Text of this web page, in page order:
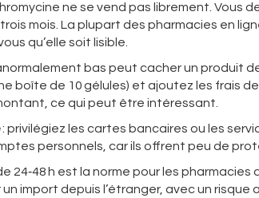
ne se vend pas librement. Vous
mois. La plupart des pharmacies en
qu’elle soit lisible.
bas peut cacher un produit
boîte de 10 gélules) et ajoutez les frais
ce qui peut être intéressant.
: privilégiez les cartes bancaires ou les
personnels, car ils offrent peu de
24‑48 h est la norme pour les
import depuis l’étranger, avec un risque